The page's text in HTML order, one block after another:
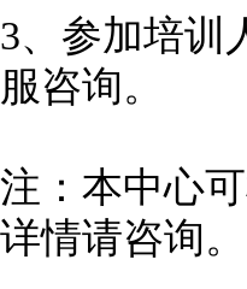
3、参加培训
服咨询。
注：本中心
详情请咨询。